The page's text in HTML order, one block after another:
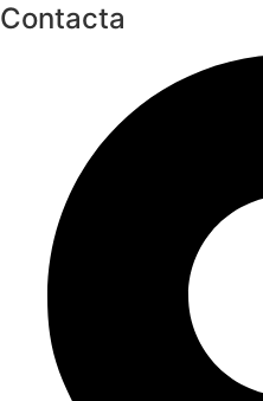
Contacta